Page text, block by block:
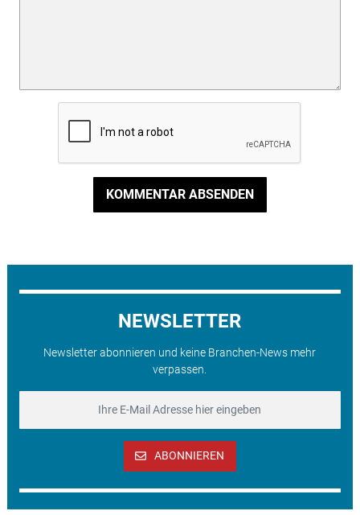
KOMMENTAR ABSENDEN
NEWSLETTER
Newsletter abonnieren und keine Branchen-News mehr
verpassen.
ABONNIEREN